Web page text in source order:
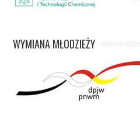
WYMIANA MŁODZIEŻY